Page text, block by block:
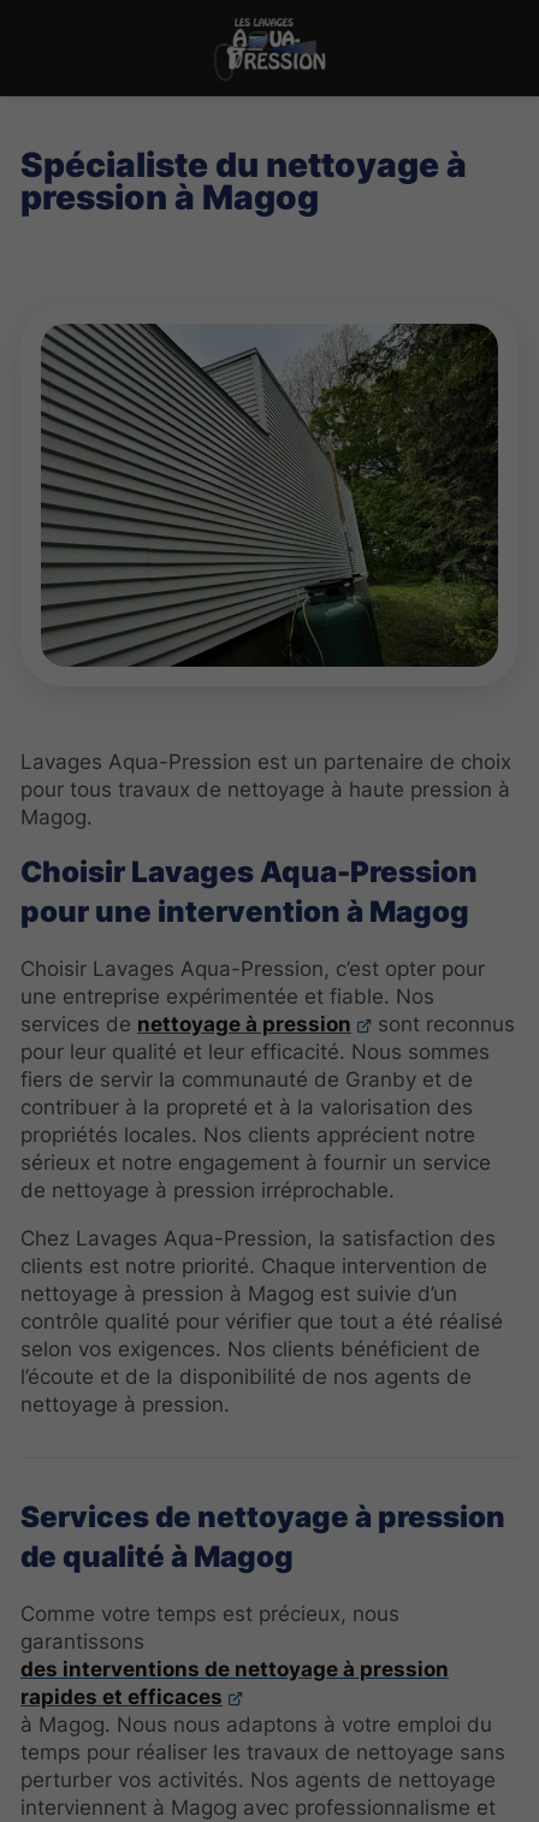
Spécialiste du nettoyage à
pression à Magog
Lavages Aqua-Pression est un partenaire de choix
pour tous travaux de nettoyage à haute pression à
Magog.
Choisir Lavages Aqua-Pression
pour une intervention à Magog
Choisir Lavages Aqua-Pression, c’est opter pour
une entreprise expérimentée et fiable. Nos
services de nettoyage à pression
sont reconnus
pour leur qualité et leur efficacité. Nous sommes
fiers de servir la communauté de Granby et de
contribuer à la propreté et à la valorisation des
propriétés locales. Nos clients apprécient notre
sérieux et notre engagement à fournir un service
de nettoyage à pression irréprochable.
Chez Lavages Aqua-Pression, la satisfaction des
clients est notre priorité. Chaque intervention de
nettoyage à pression à Magog est suivie d’un
contrôle qualité pour vérifier que tout a été réalisé
selon vos exigences. Nos clients bénéficient de
l’écoute et de la disponibilité de nos agents de
nettoyage à pression.
Services de nettoyage à pression
de qualité à Magog
Comme votre temps est précieux, nous
garantissons
des interventions de nettoyage à pression
rapides et efficaces
à Magog. Nous nous adaptons à votre emploi du
temps pour réaliser les travaux de nettoyage sans
perturber vos activités. Nos agents de nettoyage
interviennent à Magog avec professionnalisme et